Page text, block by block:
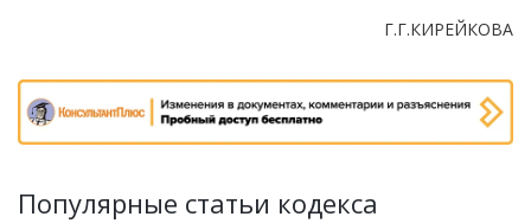
Г.Г.КИРЕЙКОВА
Популярные статьи кодекса